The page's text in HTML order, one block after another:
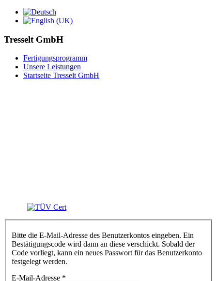
Tresselt GmbH
Fertigungsprogramm
Unsere Leistungen
Startseite Tresselt GmbH
Bitte die E-Mail-Adresse des Benutzerkontos eingeben. Ein
Bestätigungscode wird dann an diese verschickt. Sobald der
Code vorliegt, kann ein neues Passwort für das Benutzerkonto
festgelegt werden.
E-Mail-Adresse *